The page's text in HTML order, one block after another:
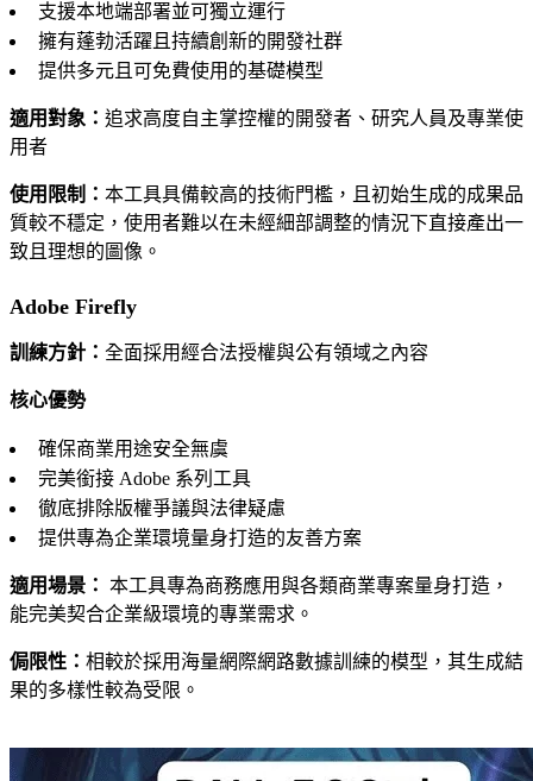
支援本地端部署並可獨立運行
擁有蓬勃活躍且持續創新的開發社群
提供多元且可免費使用的基礎模型
適用對象： 追求高度自主掌控權的開發者、研究人員及專業使
用者
使用限制： 本工具具備較高的技術門檻，且初始生成的成果品
質較不穩定，使用者難以在未經細部調整的情況下直接產出一
致且理想的圖像。
Adobe Firefly
訓練方針： 全面採用經合法授權與公有領域之內容
核心優勢
確保商業用途安全無虞
完美銜接 Adobe 系列工具
徹底排除版權爭議與法律疑慮
提供專為企業環境量身打造的友善方案
適用場景： 本工具專為商務應用與各類商業專案量身打造，
能完美契合企業級環境的專業需求。
侷限性： 相較於採用海量網際網路數據訓練的模型，其生成結
果的多樣性較為受限。